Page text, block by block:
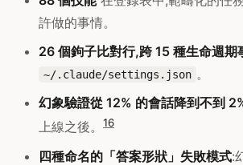
許做的事情。
26 個鉤子比對行,跨 15 種生命週期
~/.claude/settings.json 。
幻象驗證從 12% 的會話降到不到
上線之後。
16
四種命名的「答案形狀」失敗模式: